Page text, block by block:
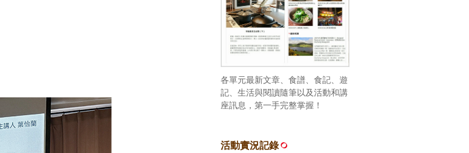
各單元最新文章、食譜、食記、遊
記、生活與閱讀隨筆以及活動和講
座訊息，第一手完整掌握！
活動實況記錄